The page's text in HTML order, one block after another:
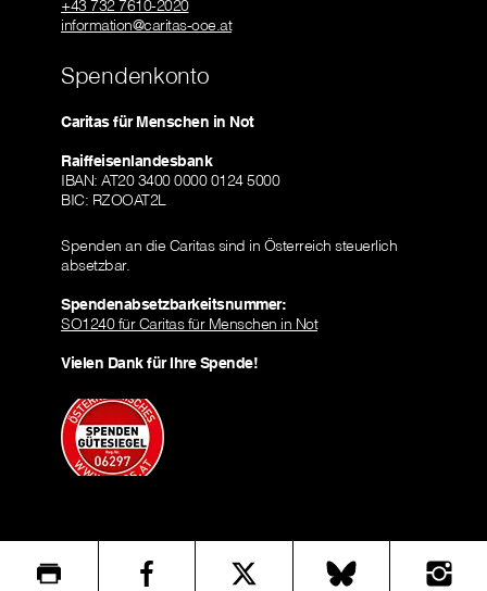
+43 732 7610-2020
information@caritas-ooe.at
Spendenkonto
Caritas für Menschen in Not
Raiffeisenlandesbank
IBAN: AT20 3400 0000 0124 5000
BIC: RZOOAT2L
Spenden an die Caritas sind in Österreich steuerlich
absetzbar.
Spendenabsetzbarkeitsnummer:
SO1240 für Caritas für Menschen in Not
Vielen Dank für Ihre Spende!